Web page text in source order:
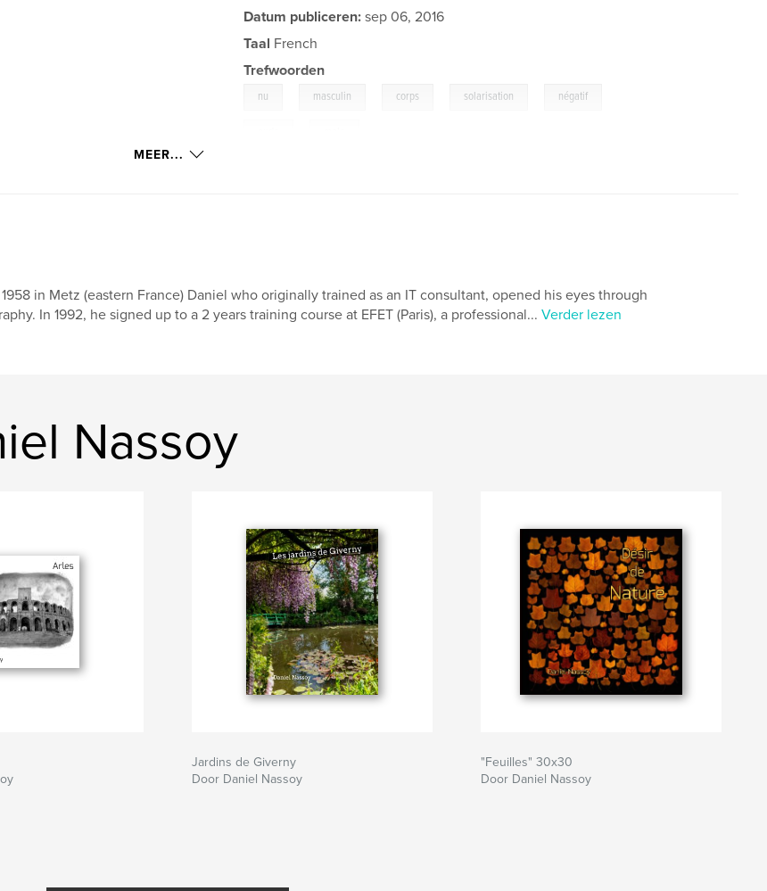
Datum publiceren: sep 06, 2016
Taal French
Trefwoorden
nu masculin corps solarisation négatif
MEER...
in Metz (eastern France) Daniel who originally trained as an IT consultant, opened his eyes through
In 1992, he signed up to a 2 years training course at EFET (Paris), a professional... Verder lezen
Nassoy
Jardins de Giverny
Door Daniel Nassoy
"Feuilles" 30x30
Door Daniel Nassoy